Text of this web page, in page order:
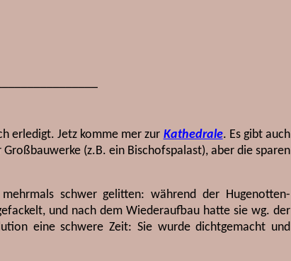
erledigt. Jetz komme mer zur Kathedrale. Es gibt auch
Großbauwerke (z.B. ein Bischofspalast), aber die sparen
schwer gelitten: während der Hugenotten-
und nach dem Wiederaufbau hatte sie wg. der
eine schwere Zeit: Sie wurde dichtgemacht und